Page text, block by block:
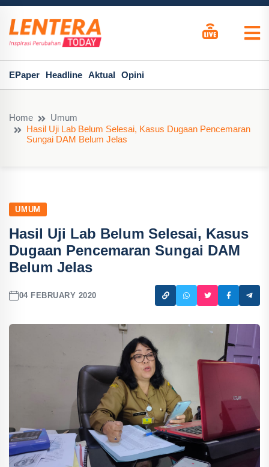
EPaper Headline Aktual Opini
Home
Umum
Hasil Uji Lab Belum Selesai, Kasus Dugaan Pencemaran
Sungai DAM Belum Jelas
UMUM
Hasil Uji Lab Belum Selesai, Kasus
Dugaan Pencemaran Sungai DAM
Belum Jelas
04 FEBRUARY 2020